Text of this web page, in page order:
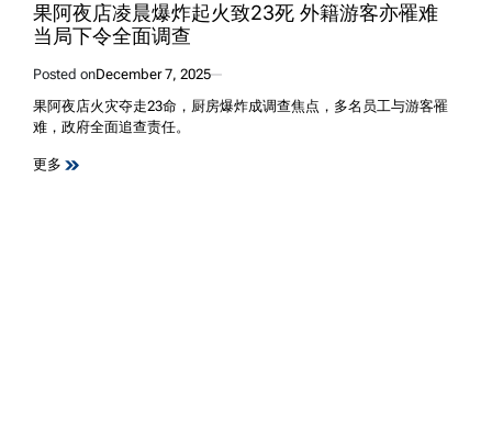
IN
果阿夜店凌晨爆炸起火致23死 外籍游客亦罹难
当局下令全面调查
Posted onDecember 7, 2025
果阿夜店火灾夺走23命，厨房爆炸成调查焦点，多名员工与游客罹
难，政府全面追查责任。
更多